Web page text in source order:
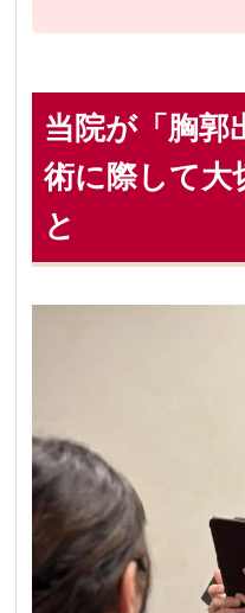
当院が「胸郭
術に際して大
と